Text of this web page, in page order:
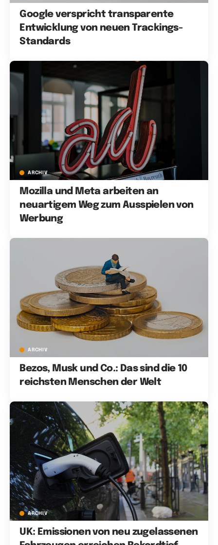
Google verspricht transparente
Entwicklung von neuen Trackings-
Standards
ARCHIV
Mozilla und Meta arbeiten an
neuartigem Weg zum Ausspielen von
Werbung
ARCHIV
Bezos, Musk und Co.: Das sind die 10
reichsten Menschen der Welt
ARCHIV
UK: Emissionen von neu zugelassenen